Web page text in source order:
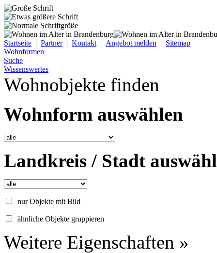
Startseite | Partner| Kontakt | Angebot melden | Sitemap
Wohnformen
Suche
Wissenswertes
Wohnobjekte finden
Wohnform auswählen
Landkreis / Stadt
nur Objekte mit Bild
ähnliche Objekte gruppieren
Weitere Eigenschaften »